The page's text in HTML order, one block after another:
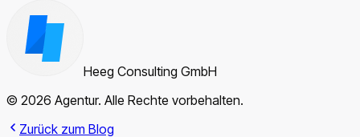
Heeg Consulting GmbH
© 2026 Agentur. Alle Rechte vorbehalten.
Zurück zum Blog